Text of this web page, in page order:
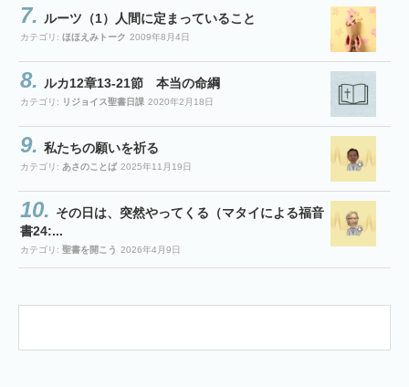
ルーツ（1）人間に定まっていること
カテゴリ: ほほえみトーク 2009年8月4日
ルカ12章13-21節 本当の命綱
カテゴリ: リジョイス聖書日課 2020年2月18日
私たちの願いを祈る
カテゴリ: あさのことば 2025年11月19日
その日は、突然やってくる（マタイによる福音
書24:...
カテゴリ: 聖書を開こう 2026年4月9日